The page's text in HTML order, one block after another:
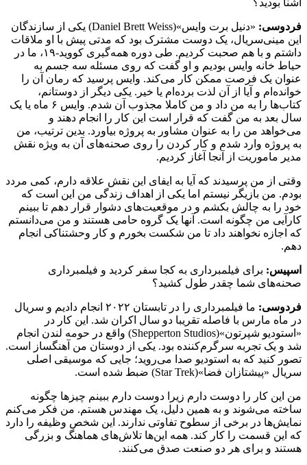
آشنا بودید؟
فردوسی:
«دنیل برت وایس»(Daniel Brett Weiss) یکی از سازندگان
این مینی‌سریال، یک دوست مشترک بود که مدتی پیش با او ملاقات
داشتم و با هم صحبت کردیم. طی دوره همه‌گیری کووید-۱۹، ما در
حیاط خانه وایس بودیم و او گفت که روی مسئله سه جسم به
عنوان یک فرصت ممکن کار می‌کند. وایس پرسید که رمان آن را
خوانده‌ام و آیا از آن لذت برده‌ام یا خیر. یکی دیگر از دوستانم،
کتاب‌ها را به من داد و من کاملا مجذوب آن شدم. وایس ۶ ماه یا یک
سال بعد به من گفت که قرار است این کار را انجام دهند و
می‌خواهد من را به عنوان مشاور به پروژه بیاورد. بدین ترتیب، من
به پروژه وارد شدم و کار کردن را روی صحنه‌های آن به ویژه نقش
مدیر ماموریت از آنجا آغاز کردیم.
وقتی از من پرسیدند که آیا به ایفای این نقش علاقه دارم، کمی مردد
بودم. من بازیگر نیستم اما یکی از اهداف زندگی من این است که
خود را به چالش بکشم و در موقعیت‌های دشوار قرار دهم تا ببینم
کارآیی من چگونه است. آنها یک گروه حامی هستند و من می‌دانستم
که اجازه نخواهند داد تا من شکست بخورم و کار وحشتناکی انجام
دهم.
اسپیس:برای فیلمبرداری به کجا سفر کردید و فیلمبرداری
صحنه‌های شما چقدر طول کشید؟
فردوسی:
ما فیلمبرداری را در تابستان ۲۰۲۲ انجام دادیم و سریال
در ماه مارس با فاصله تقریبا دو سال اکران شد. این کار در
«استودیو شپرتون»(Shepperton Studios) واقع در حومه لندن انجام
شد و یک تجربه سرگرم‌کننده بود. یکی از دوستان من آهنگساز است.
تصور کنید که به استودیو صدا می‌روید؛ جایی که موسیقی اصلی
سریال «پیشتازان فضا»(Star Trek) ضبط شده است.
من این کار را دوست دارم زیرا دوست دارم ببینم چیزها چگونه
ساخته می‌شوند و به همین دلیل، یک مهندس هستم. من فکر می‌کنم
نمایش‌ها در برخی از سطوح تفاوتی ندارند. این شخص وظیفه را دارد
که این قسمت را کار کند. همه این‌ها تلاش‌های هماهنگ و بزرگی
هستند و برای هر دو صنعت صدق می‌کنند.